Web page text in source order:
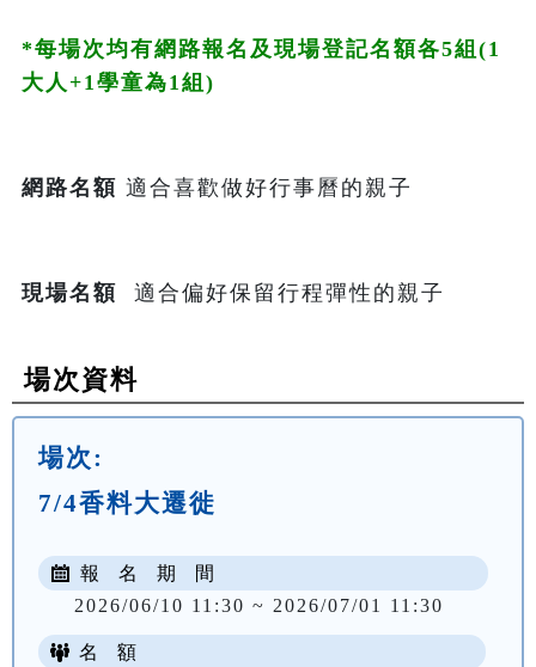
*每場次均有網路報名及現場登記名額各5組(1
大人+1學童為1組)
網路名額 適合喜歡做好行事曆的親子
現場名額 適合偏好保留行程彈性的親子
場次資料
場次:
7/4香料大遷徙
報 名 期 間
2026/06/10 11:30 ~ 2026/07/01 11:30
名 額